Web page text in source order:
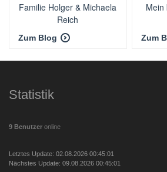
Familie Holger & Michaela
Reich
Zum Blog
Mein
Zum
Statistik
9 Benutzer online
Letztes Update: 02.08.2026 00:45:01
Nächstes Update: 09.08.2026 00:45:01